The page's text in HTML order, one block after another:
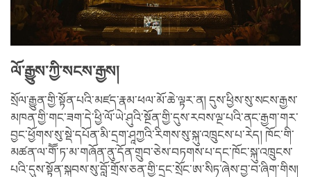
ལོ་རྒྱུས་ཀྱི་སངས་རྒྱས།
སྲོལ་རྒྱུན་གྱི་སྟོན་པའི་མཛད་རྣམ་ཕལ་མོ་ཆེ་ལྟར་ན། དུས་ཕྱིས་སུ་སངས་རྒྱས་
མཁན་གྱི་གང་ཟག་དེ་ཕྱི་ལོ་ཡེ་ཤུའི་སྔོན་གྱི་དུས་རབས་ལྔ་པའི་ནང་རྒྱག་གར་
བྱང་ཕྱོགས་སུ་སྡེ་དཔོན་མི་དྲག་ཤཱཀྱའི་རིགས་སུ་སྐུ་འཁྲུངས་པ་རེད། ཁོང་གི་
མཚན་ལ་གཽ་ཏ་མ་གཞོན་ནུ་དོན་གྲུབ་ཅེས་བཏགས་པ་དང་ཁོང་སྐུ་འཁྲུངས་
པའི་དུས་སྟོན་སྐབས་སུ་བློ་གྲོས་ཅན་གྱི་དྲང་སྲོང་ཨ་སིཏ྄་ཞེས་བྱ་བ་ཞིག་གིས།